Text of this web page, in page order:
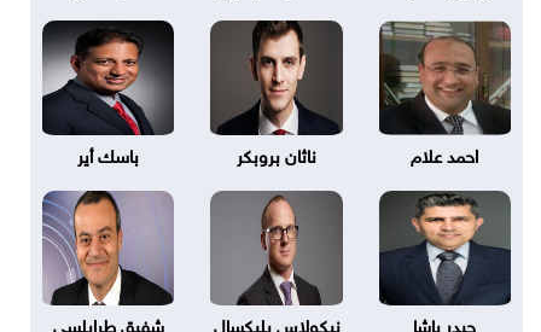
احمد علام ناثان بروبكر باسك أير
حيدر باشا نيكولاس بليكسال شفيق طرابلسي